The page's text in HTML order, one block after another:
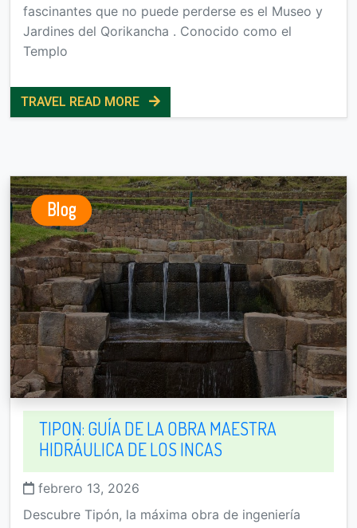
fascinantes que no puede perderse es el Museo y
Jardines del Qorikancha . Conocido como el
Templo
TRAVEL READ MORE
Blog
TIPON: GUÍA DE LA OBRA MAESTRA
HIDRÁULICA DE LOS INCAS
febrero 13, 2026
Descubre Tipón, la máxima obra de ingeniería